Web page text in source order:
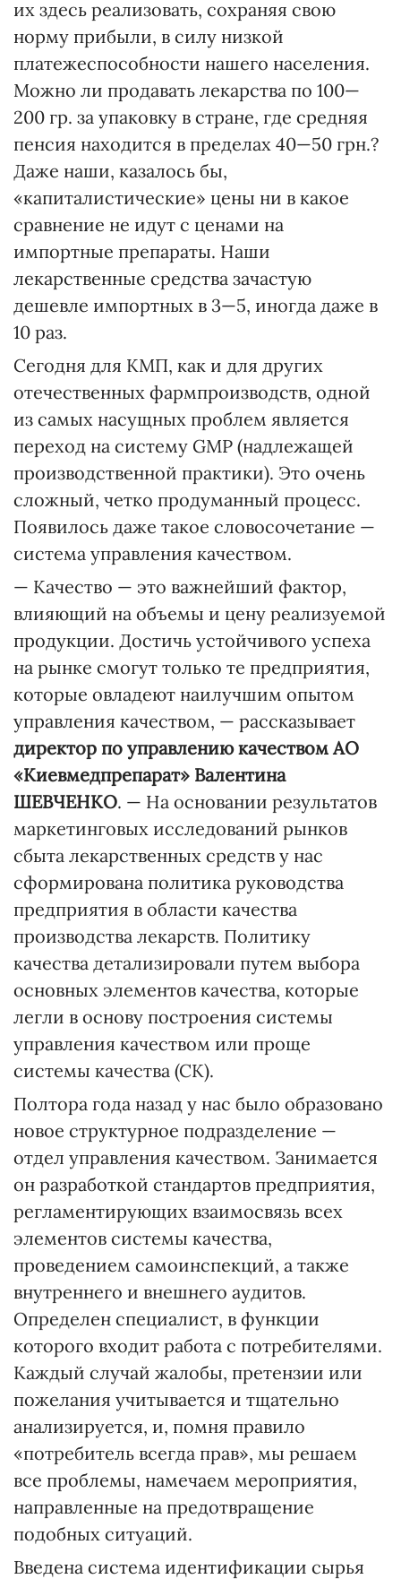
их здесь реализовать, сохраняя свою
норму прибыли, в силу низкой
платежеспособности нашего населения.
Можно ли продавать лекарства по 100—
200 гр. за упаковку в стране, где средняя
пенсия находится в пределах 40—50 грн.?
Даже наши, казалось бы,
«капиталистические» цены ни в какое
сравнение не идут с ценами на
импортные препараты. Наши
лекарственные средства зачастую
дешевле импортных в 3—5, иногда даже в
10 раз.
Сегодня для КМП, как и для других
отечественных фармпроизводств, одной
из самых насущных проблем является
переход на систему GMP (надлежащей
производственной практики). Это очень
сложный, четко продуманный процесс.
Появилось даже такое словосочетание —
система управления качеством.
— Качество — это важнейший фактор,
влияющий на объемы и цену реализуемой
продукции. Достичь устойчивого успеха
на рынке смогут только те предприятия,
которые овладеют наилучшим опытом
управления качеством, — рассказывает
директор по управлению качеством АО
«Киевмедпрепарат» Валентина
ШЕВЧЕНКО. — На основании результатов
маркетинговых исследований рынков
сбыта лекарственных средств у нас
сформирована политика руководства
предприятия в области качества
производства лекарств. Политику
качества детализировали путем выбора
основных элементов качества, которые
легли в основу построения системы
управления качеством или проще
системы качества (СК).
Полтора года назад у нас было образовано
новое структурное подразделение —
отдел управления качеством. Занимается
он разработкой стандартов предприятия,
регламентирующих взаимосвязь всех
элементов системы качества,
проведением самоинспекций, а также
внутреннего и внешнего аудитов.
Определен специалист, в функции
которого входит работа с потребителями.
Каждый случай жалобы, претензии или
пожелания учитывается и тщательно
анализируется, и, помня правило
«потребитель всегда прав», мы решаем
все проблемы, намечаем мероприятия,
направленные на предотвращение
подобных ситуаций.
Введена система идентификации сырья